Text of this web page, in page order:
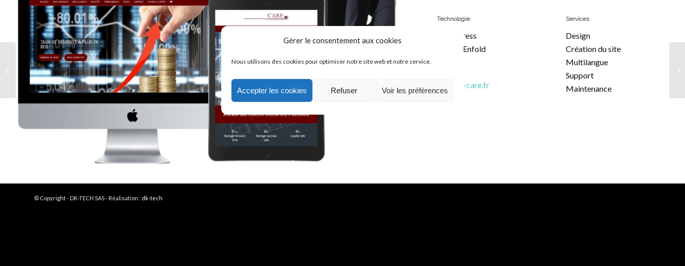
Gérer le consentement aux cookies
Nous utilisons des cookies pour optimiser notre site web et notre service.
Accepter les cookies Refuser Voir les préférences
Technologie
WordPress
Thème Enfold
cabinet-care.fr
Services
Design
Création du site
Multilangue
Support
Maintenance
© Copyright - DK-TECH SAS - Réalisation : dk-tech
GP Étanchéité